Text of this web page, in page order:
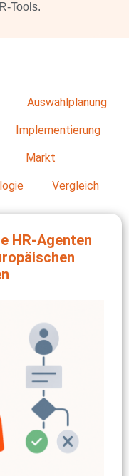
Tools.
Auswahlplanung
Implementierung
Markt
Vergleich
HR‑Agenten